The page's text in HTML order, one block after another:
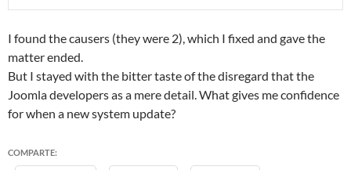
I found the causers (they were 2), which I fixed and gave the
matter ended.
But I stayed with the bitter taste of the disregard that the
Joomla developers as a mere detail. What gives me confidence
for when a new system update?
COMPARTE: